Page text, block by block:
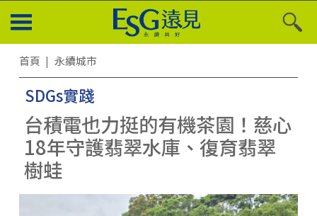
首頁 永續城市
SDGs實踐
台積電也力挺的有機茶園！慈心
18年守護翡翠水庫、復育翡翠
樹蛙